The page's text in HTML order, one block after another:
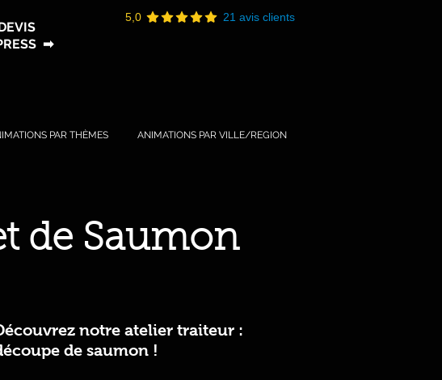
5,0 21 avis clients
➡
PAR THÈMES ANIMATIONS PAR VILLE/REGION
de Saumon
notre atelier traiteur :
de saumon !